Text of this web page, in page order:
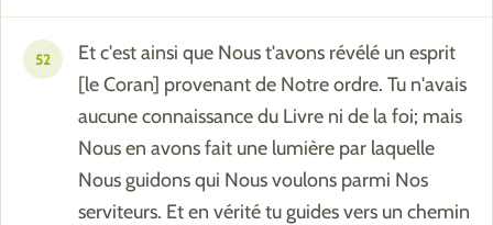
52
Et c'est ainsi que Nous t'avons révélé un esprit
[le Coran] provenant de Notre ordre. Tu n'avais
aucune connaissance du Livre ni de la foi; mais
Nous en avons fait une lumière par laquelle
Nous guidons qui Nous voulons parmi Nos
serviteurs. Et en vérité tu guides vers un chemin